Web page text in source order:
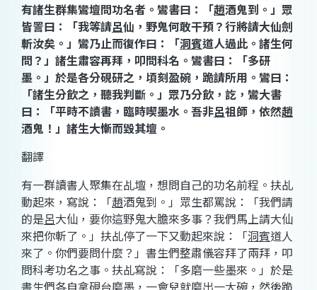
有諸生群集鸞壇問功名者。鸞書曰：「趙酒鬼到。」眾
皆詈曰：「我等請呂仙，野鬼何敢干預？行將請大仙劍
斬汝矣。」鸞乃止而復作曰：「洞賓道人過此。諸生何
問？」諸生肅容再拜，叩問科名。鸞書曰：「多研
墨。」於是各分硯研之，頃刻盈碗，跪請所用。鸞曰：
「諸生分飲之，聽我判斷。」眾乃分飲，訖，鸞大書
曰：「平時不讀書，臨時喫墨水。吾非呂祖師，依然趙
酒鬼！」諸生大慚而毀其壇。
翻譯
有一群讀書人聚集在乩壇，想問自己的功名前程。扶乩
動起來，寫說：「趙酒鬼到。」眾生都罵說：「我們請
的是呂大仙，要你這野鬼大膽來多事？我們馬上請大仙
來把你斬了。」扶乩停了一下又動起來說：「洞賓道人
來了。你們要問什麼？」書生們整肅儀容拜了兩拜，叩
問科考功名之事。扶乩寫說：「多磨一些墨來。」於是